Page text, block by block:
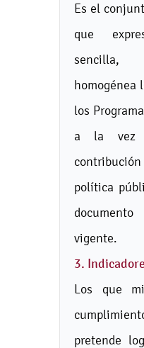
Es el
que
homogénea
los
a la vez
política
vigente.
3.
Los que
pretende